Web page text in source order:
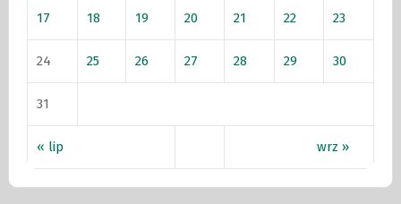
« lip wrz »
17 18 19 20 21 22 23
24 25 26 27 28 29 30
31